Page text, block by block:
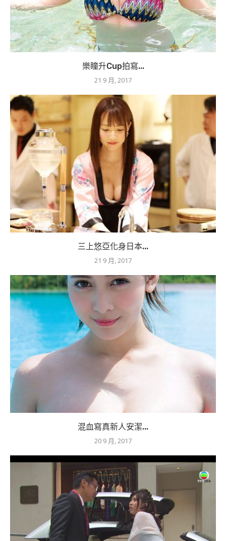
樂瞳升Cup拍寫...
21 9 月, 2017
三上悠亞化身日本...
21 9 月, 2017
混血寫真新人安潔...
20 9 月, 2017